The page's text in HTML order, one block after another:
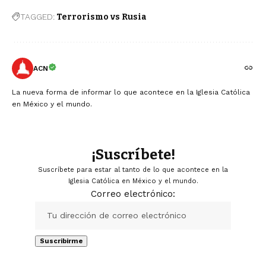
TAGGED: Terrorismo vs Rusia
ACN
La nueva forma de informar lo que acontece en la Iglesia Católica
en México y el mundo.
¡Suscríbete!
Suscríbete para estar al tanto de lo que acontece en la
Iglesia Católica en México y el mundo.
Correo electrónico: